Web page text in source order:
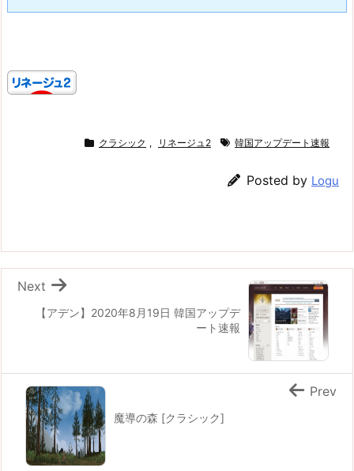
クラシック , リネージュ2 韓国アップデート速報
Posted by Logu
【アデン】2020年8月19日 韓国アップデ
ート速報
Next
魔導の森 [クラシック]
Prev